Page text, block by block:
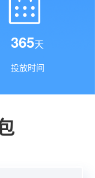
365天
投放时间